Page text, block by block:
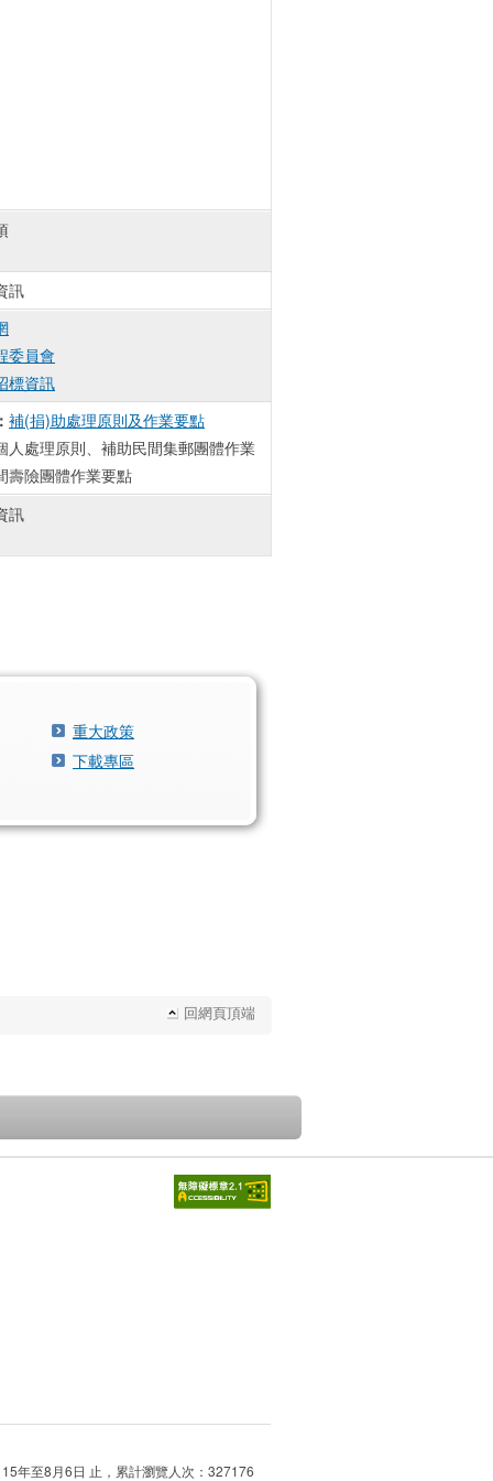
訊
委員會
標資訊
補(捐)助處理原則及作業要點
人處理原則、補助民間集郵團體作業
壽險團體作業要點
訊
重大政策
下載專區
回網頁頂端
年至8月6日 止，累計瀏覽人次：327176